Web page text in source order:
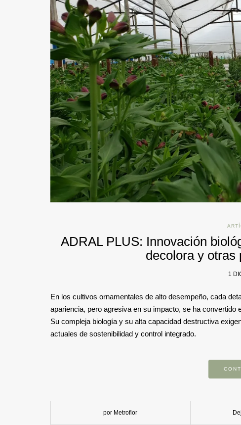
ADRAL PLUS: Innovación
decolora y otras
1
En los cultivos ornamentales de alto desempeño, cada
apariencia, pero agresiva en su impacto, se ha
Su compleja biología y su alta capacidad destructiva
actuales de sostenibilidad y control integrado.
por Metroflor